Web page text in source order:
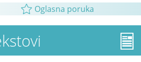
Oglasna poruka